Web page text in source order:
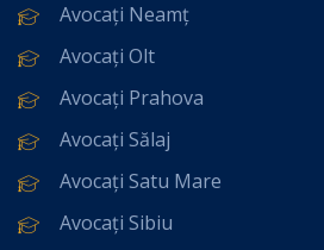
Avocați Neamț
Avocați Olt
Avocați Prahova
Avocați Sălaj
Avocați Satu Mare
Avocați Sibiu